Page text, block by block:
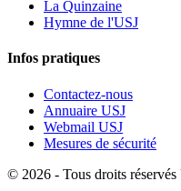
La Quinzaine
Hymne de l'USJ
Infos pratiques
Contactez-nous
Annuaire USJ
Webmail USJ
Mesures de sécurité
© 2026 - Tous droits